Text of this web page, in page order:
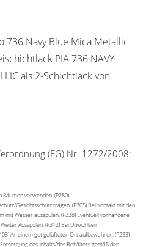
736 Navy Blue Mica Metallic
PIA 736 NAVY
als 2-Schichtlack von
(EG) Nr. 1272/2008:
verwenden. (P280)
Gesichtsschutz tragen. (P305) Bei Kontakt mit den
mit Wasser ausspülen. (P338) Eventuell vorhandene
Ausspülen. (P312) Bei Unwohlsein
An einem gut gelüfteten Ort aufbewahren. (P233)
des Inhalts/des Behälters gemäß den